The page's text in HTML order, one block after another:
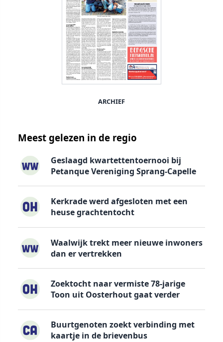
ARCHIEF
Meest gelezen in de regio
Geslaagd kwartettentoernooi bij
Petanque Vereniging Sprang-Capelle
Kerkrade werd afgesloten met een
heuse grachtentocht
Waalwijk trekt meer nieuwe inwoners
dan er vertrekken
Zoektocht naar vermiste 78-jarige
Toon uit Oosterhout gaat verder
Buurtgenoten zoekt verbinding met
kaartje in de brievenbus